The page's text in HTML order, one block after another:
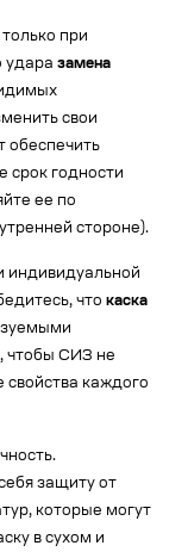
при
удара замена
свои
обеспечить
срок годности
ее по
стороне).
индивидуальной
что каска
чтобы СИЗ не
каждого
защиту от
которые могут
в сухом и